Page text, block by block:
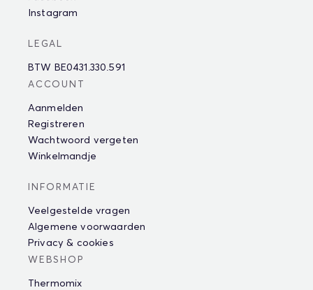
Instagram
LEGAL
BTW BE0431.330.591
ACCOUNT
Aanmelden
Registreren
Wachtwoord vergeten
Winkelmandje
INFORMATIE
Veelgestelde vragen
Algemene voorwaarden
Privacy & cookies
WEBSHOP
Thermomix